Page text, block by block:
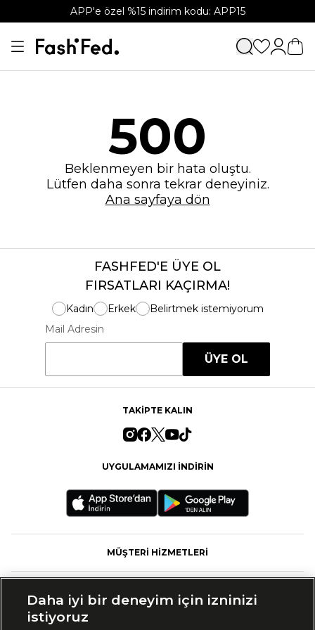
APP'e özel %15 indirim kodu: APP15
500
Beklenmeyen bir hata oluştu.
Lütfen daha sonra tekrar deneyiniz.
Ana sayfaya dön
FASHFED'E ÜYE OL
FIRSATLARI KAÇIRMA!
Kadın Erkek
Belirtmek istemiyorum
Mail Adresin
ÜYE OL
TAKİPTE KALIN
UYGULAMAMIZI İNDİRİN
MÜŞTERİ HİZMETLERİ
Daha iyi bir deneyim için izninizi
istiyoruz